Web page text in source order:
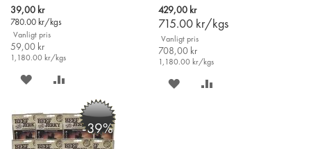
50g
Special
Price
39,00 kr
780.00 kr/kgs
Vanligt pris
59,00 kr
1,180.00 kr/kgs
i
varukorgen
SPARA
ÖNSKELISTAN
JÄMFÖR
429,00 kr
715.00 kr/kgs
Vanligt pris
708,00 kr
1,180.00 kr/kgs
SPARA
-39%